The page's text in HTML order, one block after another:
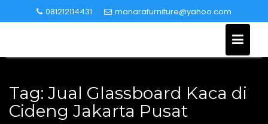
to
081212114431 manarafurniture@yahoo.com
Tag: Jual Glassboard Kaca di
Cideng Jakarta Pusat